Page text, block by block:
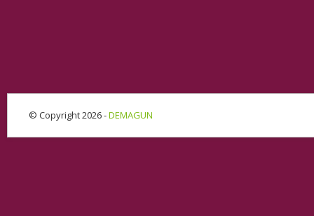
© Copyright 2026 -DEMAGUN